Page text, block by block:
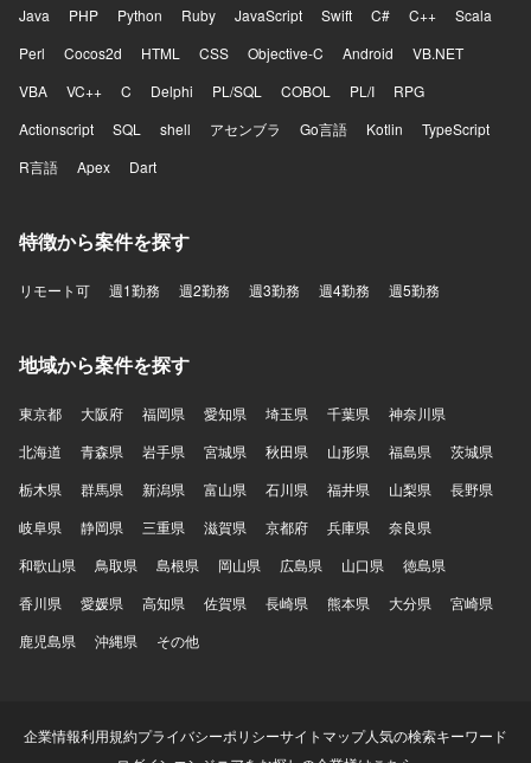
Java PHP Python Ruby JavaScript Swift C# C++
Scala
Perl
Cocos2d HTML CSS Objective-C Android
VB.NET
VBA
VC++ C Delphi PL/SQL COBOL PL/I
RPG
Actionscript
SQL shell アセンブラ Go言語 Kotlin
TypeScript
R言語
Apex Dart
特徴から案件を探す
リモート可 週1勤務 週2勤務 週3勤務 週4勤務 週5勤務
地域から案件を探す
東京都 大阪府 福岡県 愛知県 埼玉県 千葉県
神奈川県
北海道
青森県 岩手県 宮城県 秋田県 山形県 福島県
茨城県
栃木県
群馬県 新潟県 富山県 石川県 福井県 山梨県
長野県
岐阜県
静岡県 三重県 滋賀県 京都府 兵庫県
奈良県
和歌山県
鳥取県 島根県 岡山県 広島県 山口県
徳島県
香川県
愛媛県 高知県 佐賀県 長崎県 熊本県 大分県
宮崎県
鹿児島県
沖縄県 その他
企業情報利用規約プライバシーポリシーサイトマップ人気の検索キーワード